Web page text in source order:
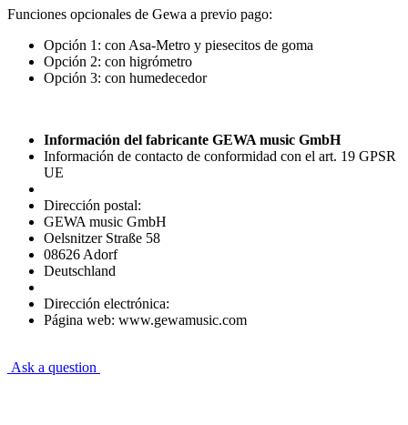
Funciones opcionales de Gewa a previo pago:
Opción 1: con Asa-Metro y piesecitos de goma
Opción 2: con higrómetro
Opción 3: con humedecedor
Información del fabricante GEWA music GmbH
Información de contacto de conformidad con el art. 19 GPSR
UE
Dirección postal:
GEWA music GmbH
Oelsnitzer Straße 58
08626 Adorf
Deutschland
Dirección electrónica:
Página web: www.gewamusic.com
Ask a question